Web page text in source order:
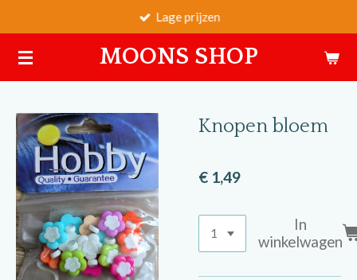
naar
de
MOONS SHOP
Lage prijzen
Knopen bloem
€ 1,49
In
winkelwagen